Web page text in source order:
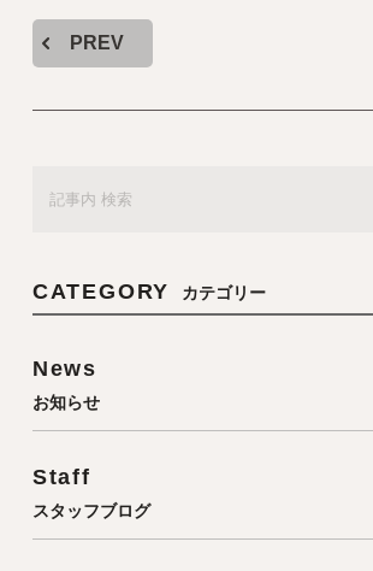
PREV
CATEGORY カテゴリー
News
お知らせ
Staff
スタッフブログ